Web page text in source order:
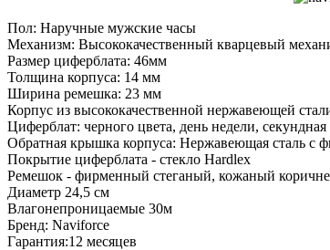
Пол: Наручные мужские часы
Механизм: Высококачественный кварцевый
Размер циферблата: 46мм
Толщина корпуса: 14 мм
Ширина ремешка: 23 мм
Корпус из высококачественной нержавеющей
Циферблат: черного цвета, день недели,
Обратная крышка корпуса: Нержавеющая сталь с
Покрытие циферблата - стекло Hardlex
Ремешок - фирменный стеганый, кожаный
Диаметр 24,5 см
Влагонепроницаемые 30м
Бренд: Naviforce
Гарантия:12 месяцев